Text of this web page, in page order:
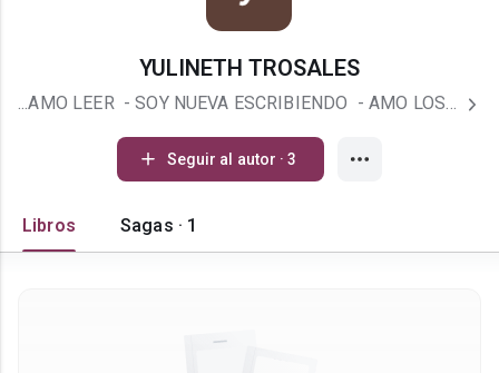
YULINETH TROSALES
...AMO LEER - SOY NUEVA ESCRIBIENDO - AMO LOS LIBROS
Seguir al autor · 3
Libros Sagas · 1